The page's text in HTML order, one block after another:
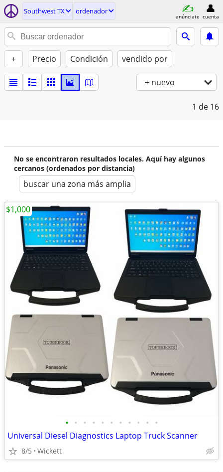
Southwest TX ordenador
anúnciate cuenta
+ Precio Condición vendido por
+ nuevo
1 de 16
No se encontraron resultados locales. Aquí hay algunos
cercanos (ordenados por distancia)
buscar una zona más amplia
• • • • • • • • • • •
Universal Diesel Diagnostics Laptop Truck Scanner
8/5 Wickett
$1,000